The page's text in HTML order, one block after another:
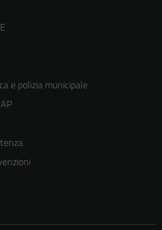
e polizia municipale